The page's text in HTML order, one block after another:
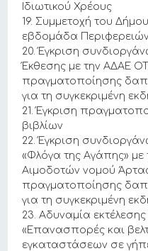
Ιδιωτικού Χρέους
19. Συμμετοχή του
εβδομάδα
20. Έγκριση
Έκθεσης με την ΑΔΑΕ
πραγματοποίησης
για τη συγκεκριμένη
21. Έγκριση
βιβλίων
22. Έγκριση
«Φλόγα της Αγάπης» με
Αιμοδοτών νομού
πραγματοποίησης
για τη συγκεκριμένη
23. Αδυναμία
«Επανασπορές και
εγκαταστάσεων σε